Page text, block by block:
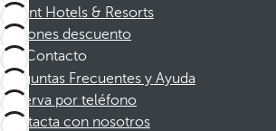
Dorint Hotels & Resorts
Cupones descuento
Contacto
Preguntas Frecuentes y Ayuda
Reserva por teléfono
Contacta con nosotros